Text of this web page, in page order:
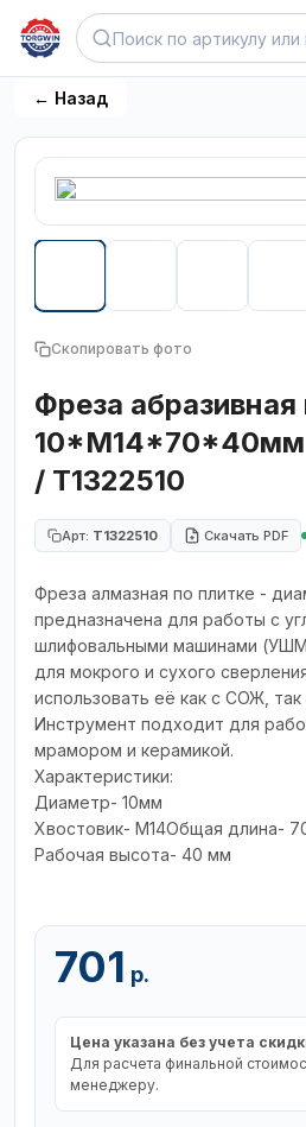
← Назад
Скопировать фото
Фреза абразивная
10*M14*70*40мм
/ T1322510
Арт: T1322510 Скачать PDF
Фреза алмазная по плитке -
предназначена для работы с
шлифовальными машинами
для мокрого и сухого
использовать её как с СОЖ, так
Инструмент подходит для
мрамором и керамикой.
Характеристики:
Диаметр- 10мм
Хвостовик- М14Общая длина-
Рабочая высота- 40 мм
701 р.
Цена указана без учета
Для расчета финальной
менеджеру.